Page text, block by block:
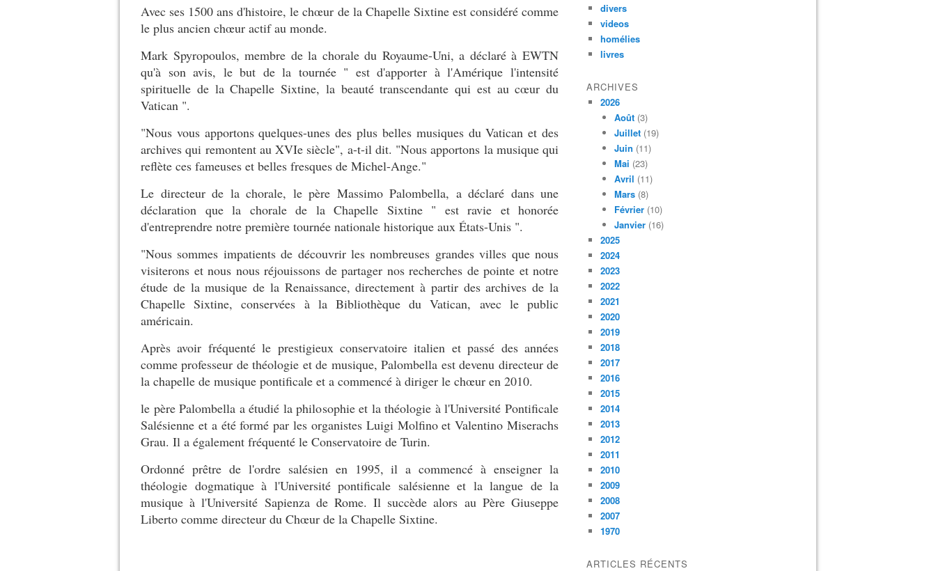
Avec ses 1500 ans d'histoire, le chœur de la Chapelle Sixtine est considéré comme
le plus ancien chœur actif au monde.
Mark Spyropoulos, membre de la chorale du Royaume-Uni, a déclaré à EWTN
qu'à son avis, le but de la tournée " est d'apporter à l'Amérique l'intensité
spirituelle de la Chapelle Sixtine, la beauté transcendante qui est au cœur du
Vatican ".
"Nous vous apportons quelques-unes des plus belles musiques du Vatican et des
archives qui remontent au XVIe siècle", a-t-il dit. "Nous apportons la musique qui
reflète ces fameuses et belles fresques de Michel-Ange."
Le directeur de la chorale, le père Massimo Palombella, a déclaré dans une
déclaration que la chorale de la Chapelle Sixtine " est ravie et honorée
d'entreprendre notre première tournée nationale historique aux États-Unis ".
"Nous sommes impatients de découvrir les nombreuses grandes villes que nous
visiterons et nous nous réjouissons de partager nos recherches de pointe et notre
étude de la musique de la Renaissance, directement à partir des archives de la
Chapelle Sixtine, conservées à la Bibliothèque du Vatican, avec le public
américain.
Après avoir fréquenté le prestigieux conservatoire italien et passé des années
comme professeur de théologie et de musique, Palombella est devenu directeur de
la chapelle de musique pontificale et a commencé à diriger le chœur en 2010.
le père Palombella a étudié la philosophie et la théologie à l'Université Pontificale
Salésienne et a été formé par les organistes Luigi Molfino et Valentino Miserachs
Grau. Il a également fréquenté le Conservatoire de Turin.
Ordonné prêtre de l'ordre salésien en 1995, il a commencé à enseigner la
théologie dogmatique à l'Université pontificale salésienne et la langue de la
musique à l'Université Sapienza de Rome. Il succède alors au Père Giuseppe
Liberto comme directeur du Chœur de la Chapelle Sixtine.
divers
videos
homélies
livres
ARCHIVES
2026
Août (3)
Juillet (19)
Juin (11)
Mai (23)
Avril (11)
Mars (8)
Février (10)
Janvier (16)
2025
2024
2023
2022
2021
2020
2019
2018
2017
2016
2015
2014
2013
2012
2011
2010
2009
2008
2007
1970
ARTICLES RÉCENTS